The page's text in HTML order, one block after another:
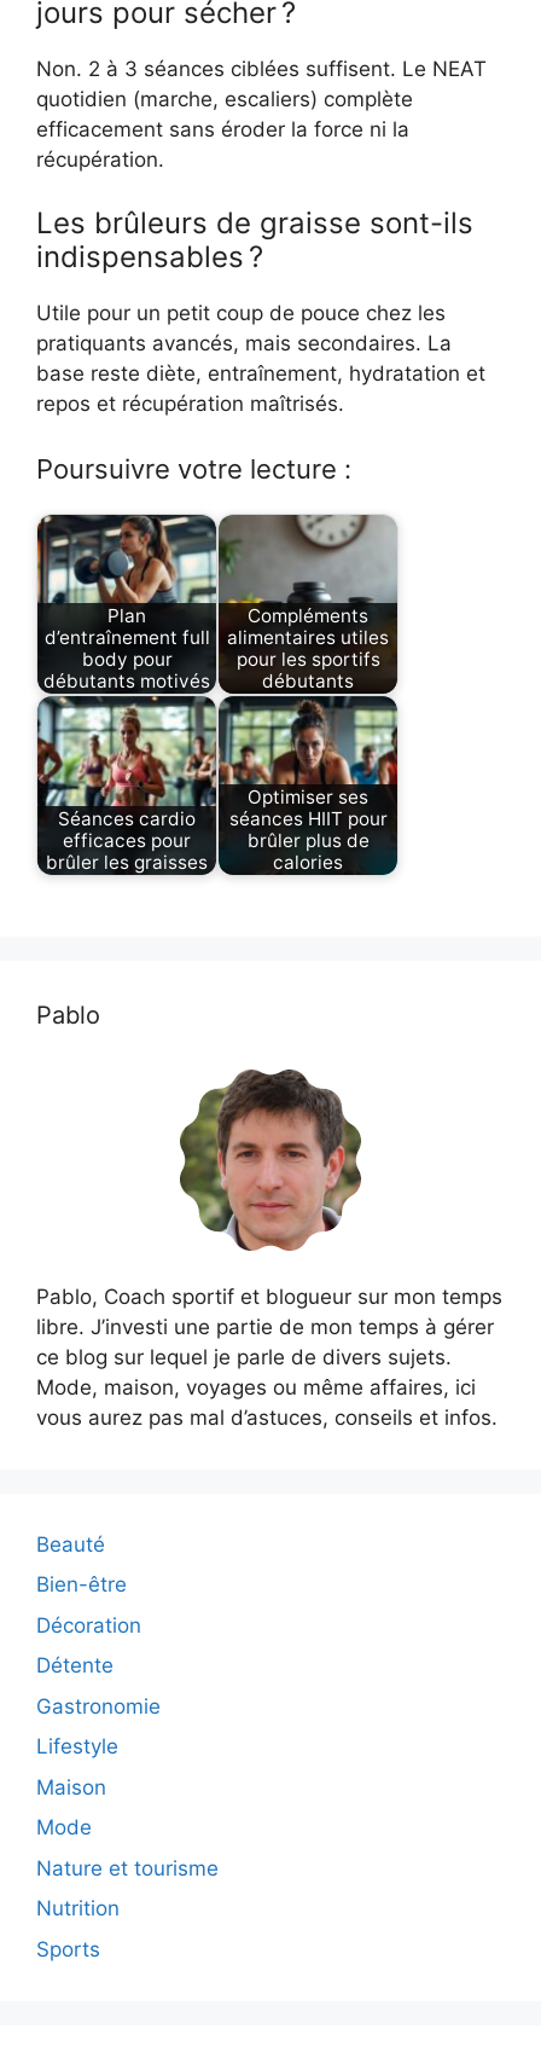
jours pour sécher ?
Non. 2 à 3 séances ciblées suffisent. Le NEAT
quotidien (marche, escaliers) complète
efficacement sans éroder la force ni la
récupération.
Les brûleurs de graisse sont-ils
indispensables ?
Utile pour un petit coup de pouce chez les
pratiquants avancés, mais secondaires. La
base reste diète, entraînement, hydratation et
repos et récupération maîtrisés.
Poursuivre votre lecture :
Plan
d’entraînement full
body pour
débutants motivés
Compléments
alimentaires utiles
pour les sportifs
débutants
Séances cardio
efficaces pour
brûler les graisses
Optimiser ses
séances HIIT pour
brûler plus de
calories
Pablo
Pablo, Coach sportif et blogueur sur mon temps
libre. J’investi une partie de mon temps à gérer
ce blog sur lequel je parle de divers sujets.
Mode, maison, voyages ou même affaires, ici
vous aurez pas mal d’astuces, conseils et infos.
Beauté
Bien-être
Décoration
Détente
Gastronomie
Lifestyle
Maison
Mode
Nature et tourisme
Nutrition
Sports